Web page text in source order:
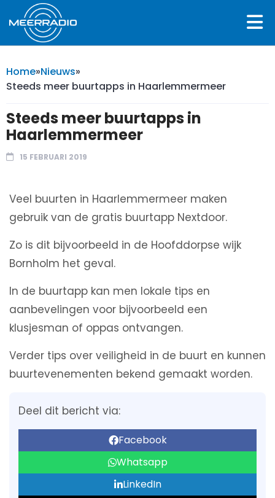
Home»Nieuws»
Steeds meer buurtapps in Haarlemmermeer
Steeds meer buurtapps in
Haarlemmermeer
15 FEBRUARI 2019
Veel buurten in Haarlemmermeer maken
gebruik van de gratis buurtapp Nextdoor.
Zo is dit bijvoorbeeld in de Hoofddorpse wijk
Bornholm het geval.
In de buurtapp kan men lokale tips en
aanbevelingen voor bijvoorbeeld een
klusjesman of oppas ontvangen.
Verder tips over veiligheid in de buurt en kunnen
buurtevenementen bekend gemaakt worden.
Deel dit bericht via:
Facebook
Whatsapp
LinkedIn